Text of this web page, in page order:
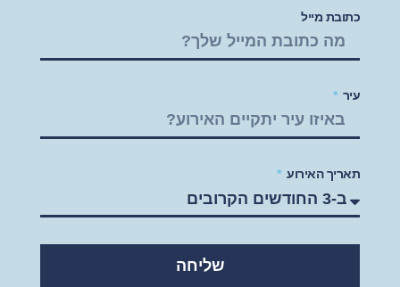
כתובת מייל
עיר
תאריך האירוע
שליחה